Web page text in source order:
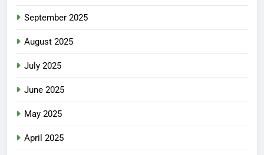
September 2025
August 2025
July 2025
June 2025
May 2025
April 2025